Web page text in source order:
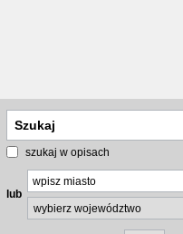
szukaj w opisach
lub